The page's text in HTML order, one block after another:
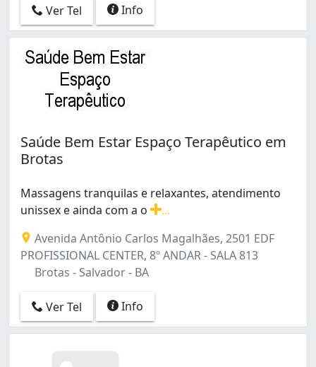
Ver Tel Info
Saúde Bem Estar Espaço Terapêutico em
Brotas
Massagens tranquilas e relaxantes, atendimento
unissex e ainda com a o
Avenida Antônio Carlos Magalhães, 2501 EDF
PROFISSIONAL CENTER, 8º ANDAR - SALA 813
Brotas - Salvador - BA
Ver Tel Info